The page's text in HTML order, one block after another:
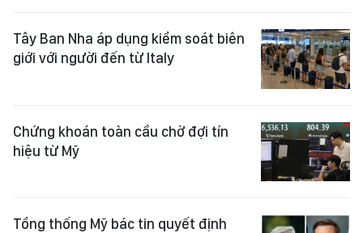
Tây Ban Nha áp dụng kiểm soát biên
giới với người đến từ Italy
Chứng khoán toàn cầu chờ đợi tín
hiệu từ Mỹ
Tổng thống Mỹ bác tin quyết định